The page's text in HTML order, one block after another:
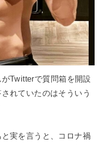
Twitterで質問箱を開設
れていたのはそういう
実を言うと、コロナ禍